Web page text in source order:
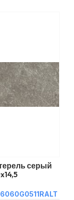
серый